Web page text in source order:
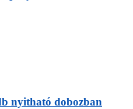
nyitható dobozban